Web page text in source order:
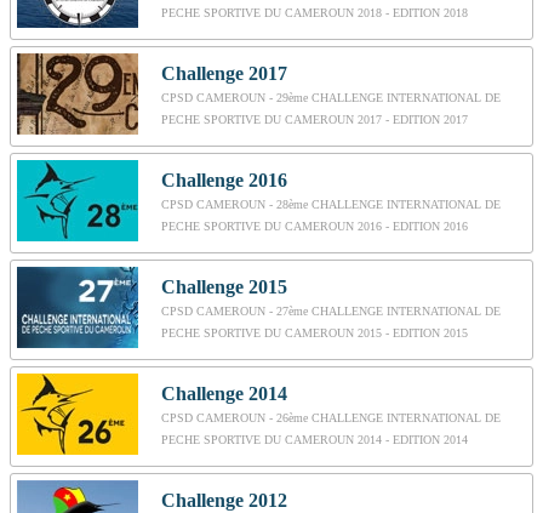
PECHE SPORTIVE DU CAMEROUN 2018 - EDITION 2018
Challenge 2017
CPSD CAMEROUN - 29ème CHALLENGE INTERNATIONAL DE
PECHE SPORTIVE DU CAMEROUN 2017 - EDITION 2017
Challenge 2016
CPSD CAMEROUN - 28ème CHALLENGE INTERNATIONAL DE
PECHE SPORTIVE DU CAMEROUN 2016 - EDITION 2016
Challenge 2015
CPSD CAMEROUN - 27ème CHALLENGE INTERNATIONAL DE
PECHE SPORTIVE DU CAMEROUN 2015 - EDITION 2015
Challenge 2014
CPSD CAMEROUN - 26ème CHALLENGE INTERNATIONAL DE
PECHE SPORTIVE DU CAMEROUN 2014 - EDITION 2014
Challenge 2012